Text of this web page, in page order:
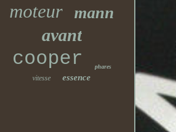
moteur mann
avant
cooper phares
vitesse essence